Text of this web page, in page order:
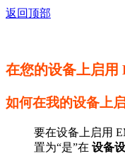
返回顶部
在您的设备上启用
如何在我的设备上
要在设备上启用
置为“是”在 设备